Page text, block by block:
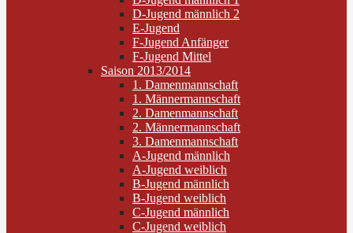
D-Jugend männlich 2
E-Jugend
F-Jugend Anfänger
F-Jugend Mittel
Saison 2013/2014
1. Damenmannschaft
1. Männermannschaft
2. Damenmannschaft
2. Männermannschaft
3. Damenmannschaft
A-Jugend männlich
A-Jugend weiblich
B-Jugend männlich
B-Jugend weiblich
C-Jugend männlich
C-Jugend weiblich